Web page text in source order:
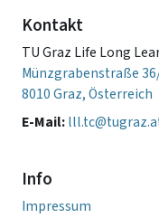
Kontakt
TU Graz Life Long
Münzgrabenstraße
8010 Graz, Österreich
E-Mail:
Info
Impressum